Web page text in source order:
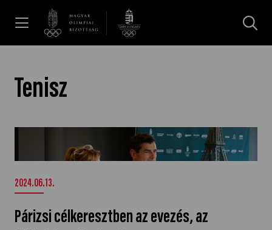
Dakar 2026
Tenisz
Párizsi célkeresztben az evezés, az ökölvívás,
a tenisz és az rg" />
2024.06.13.
Párizsi célkeresztben az evezés, az